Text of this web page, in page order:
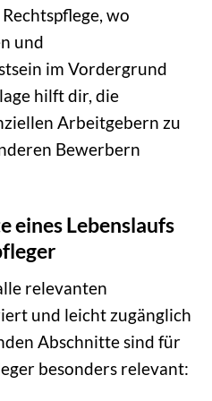
wo
und
im Vordergrund
hilft dir, die
Arbeitgebern zu
Bewerbern
eines Lebenslaufs
relevanten
und leicht zugänglich
Abschnitte sind für
besonders relevant: